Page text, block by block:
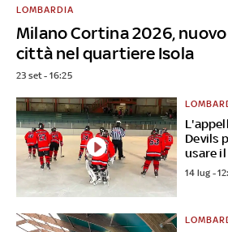
Milano Cortina 2026,
città nel quartiere Isola
LOMBARDIA
23 set - 16:25
Devils
usare
14 lug -